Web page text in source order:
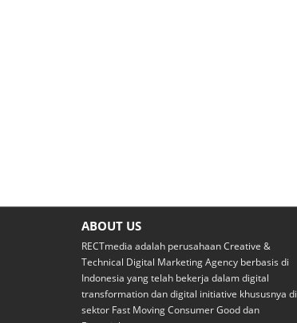
ABOUT US
RECTmedia adalah perusahaan Creative &
Technical Digital Marketing Agency berbasis di
Indonesia yang telah bekerja dalam digital
transformation dan digital initiative khususnya di
sektor Fast Moving Consumer Good dan